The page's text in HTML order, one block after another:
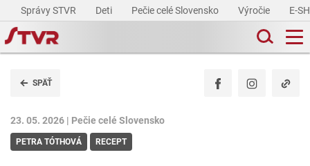
Správy STVR Deti Pečie celé Slovensko Výročie E-
SPÄŤ
23. 05. 2026 | Pečie celé Slovensko
PETRA TÓTHOVÁ RECEPT